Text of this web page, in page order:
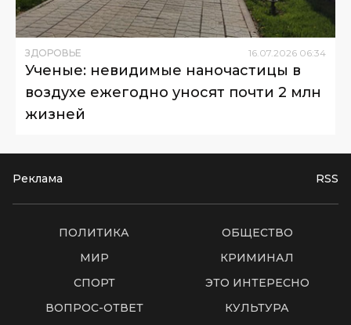
ЗДОРОВЬЕ 16 07 2026 06:34
Ученые: невидимые наночастицы в
воздухе ежегодно уносят почти 2 млн
жизней
Реклама RSS
ПОЛИТИКА
ОБЩЕСТВО
МИР
КРИМИНАЛ
СПОРТ
ЭТО ИНТЕРЕСНО
ВОПРОС-ОТВЕТ
КУЛЬТУРА